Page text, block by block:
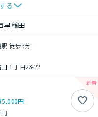
る
早稲田
徒歩3分
１丁目23-22
5,000円
円